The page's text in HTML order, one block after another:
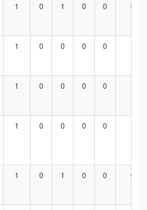
1 0 1 0 0 0
1 0 0 0 0
1 0 0 0 0
1 0 0 0 0
1 0 1 0 0 0